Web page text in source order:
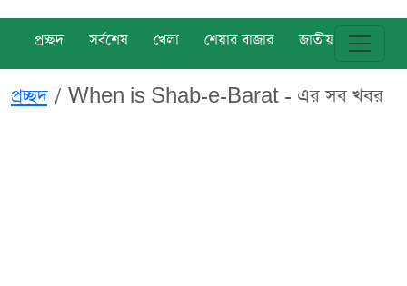
প্রচ্ছদ সর্বশেষ খেলা শেয়ার বাজার জাতীয় বিশ্ব
প্রচ্ছদ When is Shab-e-Barat - এর সব খবর